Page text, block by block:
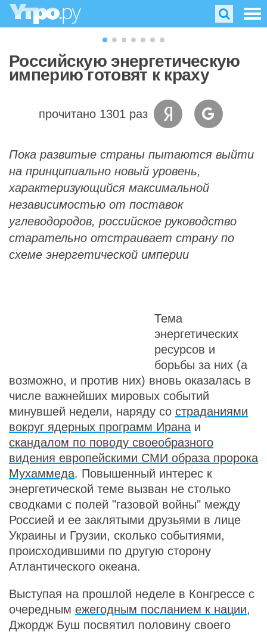
Российскую энергетическую
империю готовят к краху
прочитано 1301 раз
Пока развитые страны пытаются выйти
на принципиально новый уровень,
характеризующийся максимальной
независимостью от поставок
углеводородов, российское руководство
старательно отстраивает страну по
схеме энергетической империи
Тема
энергетических
ресурсов и
борьбы за них (а
возможно, и против них) вновь оказалась в
числе важнейших мировых событий
минувшей недели, наряду со страданиями
вокруг ядерных программ Ирана и
скандалом по поводу своеобразного
видения европейскими СМИ образа пророка
Мухаммеда. Повышенный интерес к
энергетической теме вызван не столько
сводками с полей "газовой войны" между
Россией и ее заклятыми друзьями в лице
Украины и Грузии, сколько событиями,
происходившими по другую сторону
Атлантического океана.
Выступая на прошлой неделе в Конгрессе с
очередным ежегодным посланием к нации,
Джордж Буш посвятил половину своего